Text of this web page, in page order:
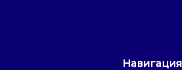
Навигация